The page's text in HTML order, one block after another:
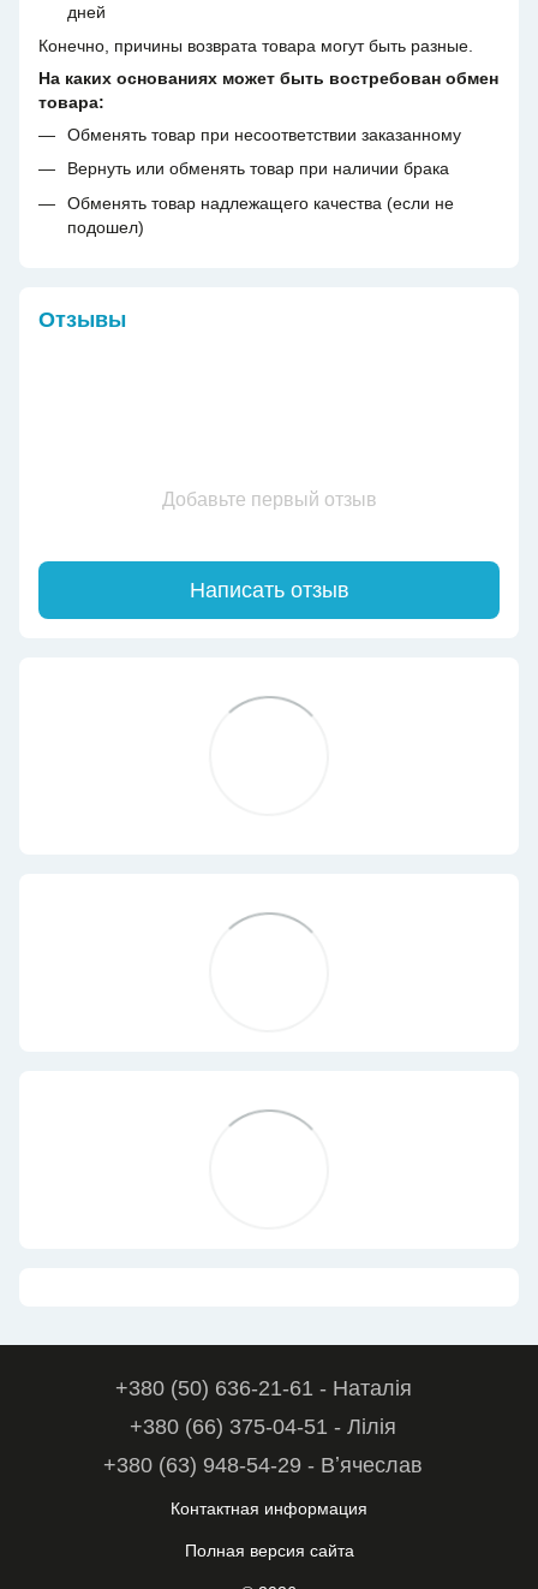
дней
Конечно, причины возврата товара могут быть разные.
На каких основаниях может быть востребован обмен
товара:
Обменять товар при несоответствии заказанному
Вернуть или обменять товар при наличии брака
Обменять товар надлежащего качества (если не
подошел)
Отзывы
Добавьте первый отзыв
Написать отзыв
+380 (50) 636-21-61 - Наталія
+380 (66) 375-04-51 - Лілія
+380 (63) 948-54-29 - Вʼячеслав
Контактная информация
Полная версия сайта